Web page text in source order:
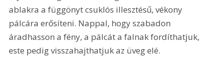
ablakra a függönyt csuklós illesztésű, vékony
pálcára erősíteni. Nappal, hogy szabadon
áradhasson a fény, a pálcát a falnak fordíthatjuk,
este pedig visszahajthatjuk az üveg elé.